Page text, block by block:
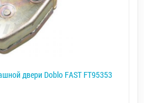
двери Doblo FAST FT95353